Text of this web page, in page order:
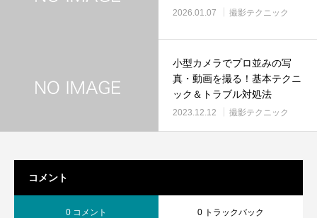
2026.01.07 撮影テクニック
小型カメラでプロ並みの写
真・動画を撮る！基本テクニ
ック＆トラブル対処法
2023.12.12 撮影テクニック
コメント
0 コメント 0 トラックバック